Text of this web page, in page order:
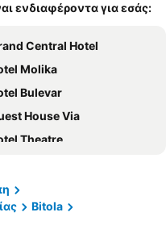
ενδιαφέροντα για εσάς:
Central Hotel
Molika
Bulevar
House Via
Theatre
Šator
Konzuli
Bitola